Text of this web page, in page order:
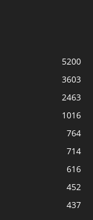
5200
3603
2463
1016
764
714
616
452
437